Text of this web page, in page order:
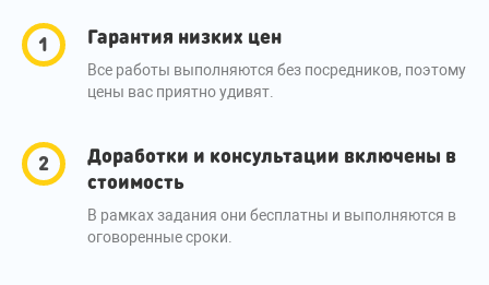
Гарантия низких цен
Все работы выполняются без посредников, поэтому
цены вас приятно удивят.
Доработки и консультации включены в
стоимость
В рамках задания они бесплатны и выполняются в
оговоренные сроки.